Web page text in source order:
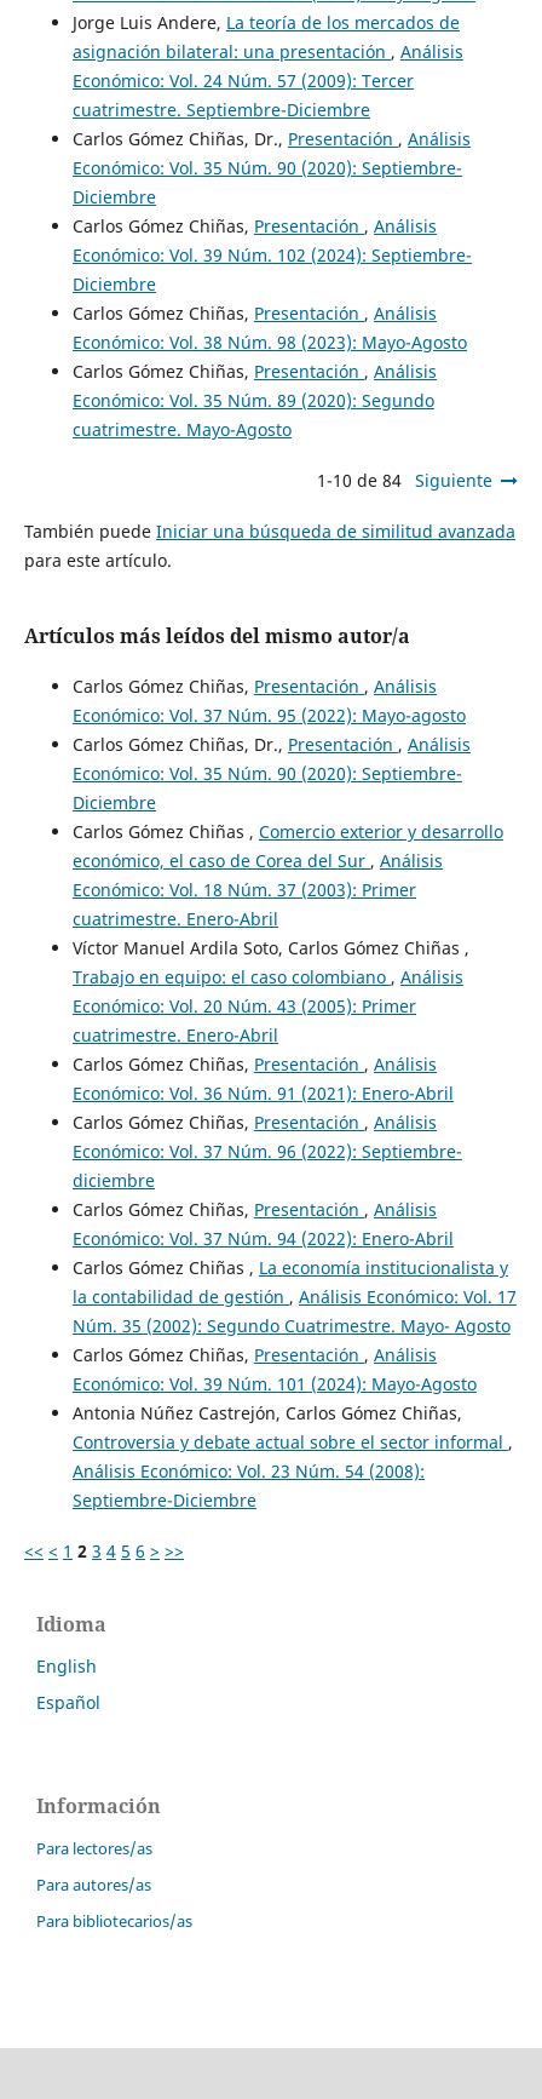
Jorge Luis Andere, La teoría de los mercados de
asignación bilateral: una presentación , Análisis
Económico: Vol. 24 Núm. 57 (2009): Tercer
cuatrimestre. Septiembre-Diciembre
Carlos Gómez Chiñas, Dr., Presentación , Análisis
Económico: Vol. 35 Núm. 90 (2020): Septiembre-
Diciembre
Carlos Gómez Chiñas, Presentación , Análisis
Económico: Vol. 39 Núm. 102 (2024): Septiembre-
Diciembre
Carlos Gómez Chiñas, Presentación , Análisis
Económico: Vol. 38 Núm. 98 (2023): Mayo-Agosto
Carlos Gómez Chiñas, Presentación , Análisis
Económico: Vol. 35 Núm. 89 (2020): Segundo
cuatrimestre. Mayo-Agosto
1-10 de 84 Siguiente
También puede Iniciar una búsqueda de similitud avanzada
para este artículo.
Artículos más leídos del mismo autor/a
Carlos Gómez Chiñas, Presentación , Análisis
Económico: Vol. 37 Núm. 95 (2022): Mayo-agosto
Carlos Gómez Chiñas, Dr., Presentación , Análisis
Económico: Vol. 35 Núm. 90 (2020): Septiembre-
Diciembre
Carlos Gómez Chiñas , Comercio exterior y desarrollo
económico, el caso de Corea del Sur , Análisis
Económico: Vol. 18 Núm. 37 (2003): Primer
cuatrimestre. Enero-Abril
Víctor Manuel Ardila Soto, Carlos Gómez Chiñas ,
Trabajo en equipo: el caso colombiano , Análisis
Económico: Vol. 20 Núm. 43 (2005): Primer
cuatrimestre. Enero-Abril
Carlos Gómez Chiñas, Presentación , Análisis
Económico: Vol. 36 Núm. 91 (2021): Enero-Abril
Carlos Gómez Chiñas, Presentación , Análisis
Económico: Vol. 37 Núm. 96 (2022): Septiembre-
diciembre
Carlos Gómez Chiñas, Presentación , Análisis
Económico: Vol. 37 Núm. 94 (2022): Enero-Abril
Carlos Gómez Chiñas , La economía institucionalista y
la contabilidad de gestión , Análisis Económico: Vol. 17
Núm. 35 (2002): Segundo Cuatrimestre. Mayo- Agosto
Carlos Gómez Chiñas, Presentación , Análisis
Económico: Vol. 39 Núm. 101 (2024): Mayo-Agosto
Antonia Núñez Castrejón, Carlos Gómez Chiñas,
Controversia y debate actual sobre el sector informal ,
Análisis Económico: Vol. 23 Núm. 54 (2008):
Septiembre-Diciembre
<< < 1 2 3 4 5 6 > >>
Idioma
English
Español
Información
Para lectores/as
Para autores/as
Para bibliotecarios/as